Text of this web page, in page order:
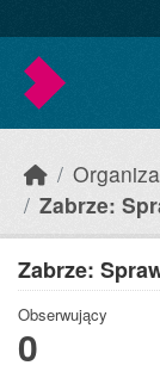
Zabrze:
Zabrze:
Obserwujący
0